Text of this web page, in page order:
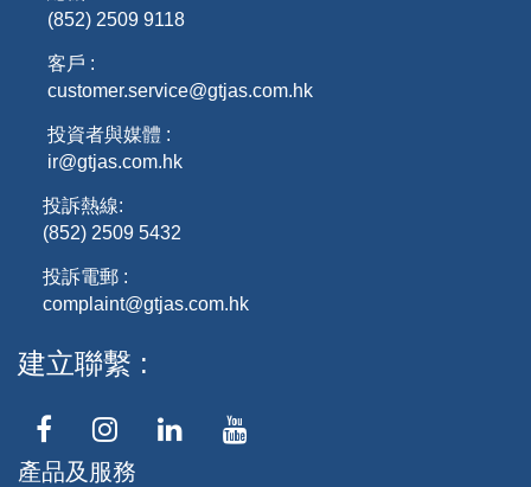
(852) 2509 9118
客戶 :
customer.service@gtjas.com.hk
投資者與媒體 :
ir@gtjas.com.hk
投訴熱線:
(852) 2509 5432
投訴電郵 :
complaint@gtjas.com.hk
建立聯繫
產品及服務